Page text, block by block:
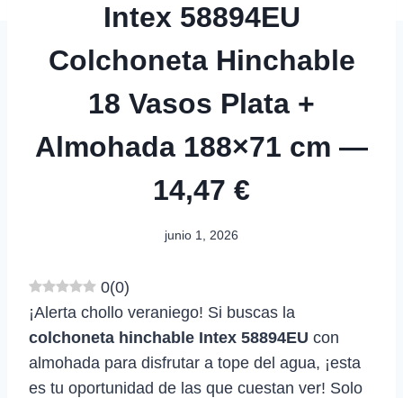
Intex 58894EU
Colchoneta Hinchable
18 Vasos Plata +
Almohada 188×71 cm —
14,47 €
junio 1, 2026
0(0)
¡Alerta chollo veraniego! Si buscas la
colchoneta hinchable Intex 58894EU con
almohada para disfrutar a tope del agua, ¡esta
es tu oportunidad de las que cuestan ver! Solo